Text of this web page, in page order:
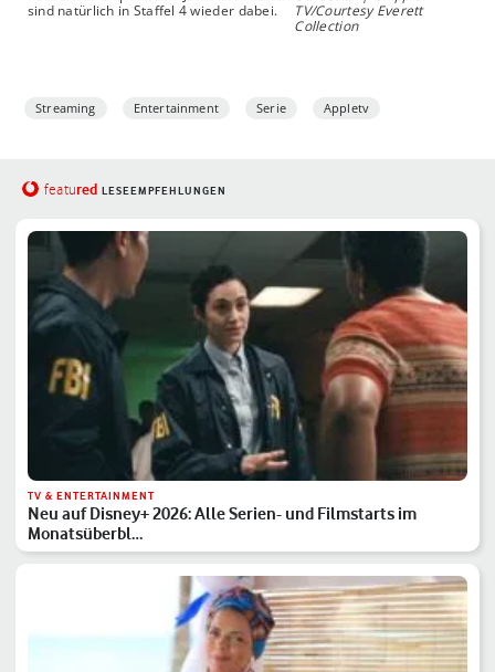
sind natürlich in Staffel 4 wieder dabei.
TV/Courtesy Everett
Collection
Streaming Entertainment Serie Appletv
featured LESEEMPFEHLUNGEN
TV & ENTERTAINMENT
Neu auf Disney+ 2026: Alle Serien- und Filmstarts im
Monatsüberbl…